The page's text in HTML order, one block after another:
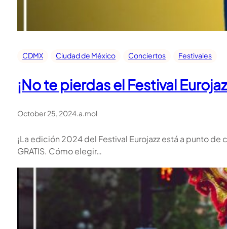
CDMX Ciudad de México Conciertos Festivales
¡No te pierdas el Festival
October 25, 2024.a.mol
¡La edición 2024 del Festival Eurojazz está a punto
GRATIS. Cómo elegir…